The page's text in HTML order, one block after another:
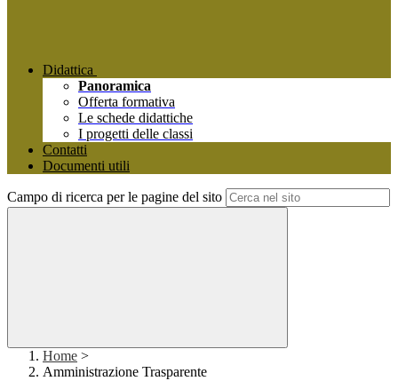
Didattica
Panoramica
Offerta formativa
Le schede didattiche
I progetti delle classi
Contatti
Documenti utili
Campo di ricerca per le pagine del sito
Home >
Amministrazione Trasparente